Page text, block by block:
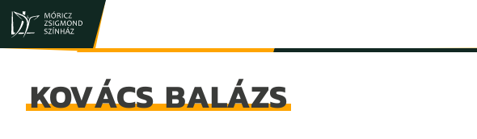
KOVÁCS BALÁZS